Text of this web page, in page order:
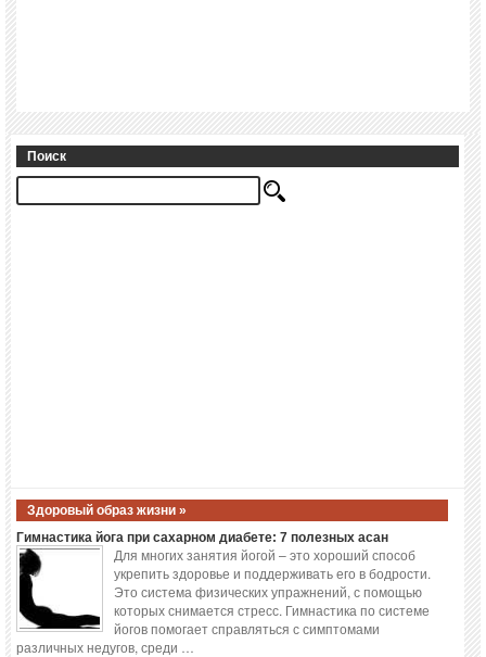
Поиск
Здоровый образ жизни »
Гимнастика йога при сахарном диабете: 7 полезных асан
Для многих занятия йогой – это хороший способ
укрепить здоровье и поддерживать его в бодрости.
Это система физических упражнений, с помощью
которых снимается стресс. Гимнастика по системе
йогов помогает справляться с симптомами
различных недугов, среди …